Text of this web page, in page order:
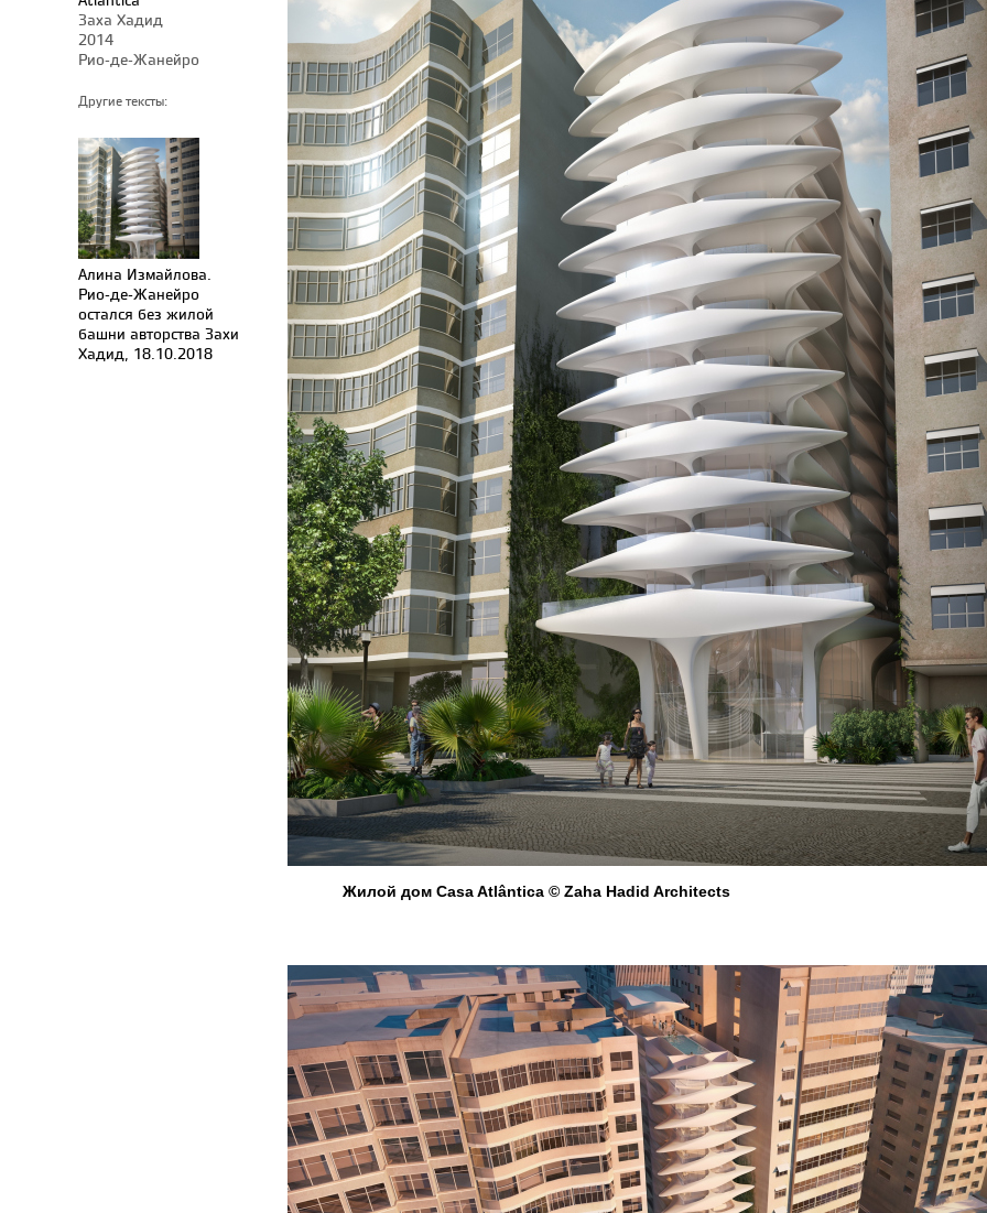
Заха Хадид
2014
Рио-де-Жанейро
Другие тексты:
Алина Измайлова.
Рио-де-Жанейро
остался без жилой
башни авторства Захи
Хадид, 18.10.2018
Жилой дом Casa Atlântica © Zaha Hadid Architects